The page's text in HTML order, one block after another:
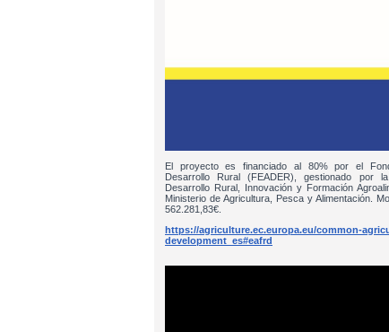
El proyecto es financiado al 80% por el
Desarrollo Rural (FEADER), gestionado por
Desarrollo Rural, Innovación y Formación
Ministerio de Agricultura, Pesca y Alimentación.
562.281,83€.
https://agriculture.ec.europa.eu/common-
development_es#eafrd